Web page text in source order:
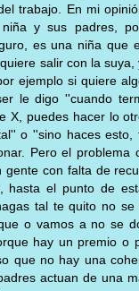
trabajo. En mi
y sus padres,
es una niña que
salir con la
ejemplo si quiere
le digo ''cuando
X, puedes hacer lo
o ''sino haces esto,
Pero el problema
gente con falta de
hasta el punto de
tal te quito no
o vamos a no se
hay un premio o
que no hay una
actuan de una